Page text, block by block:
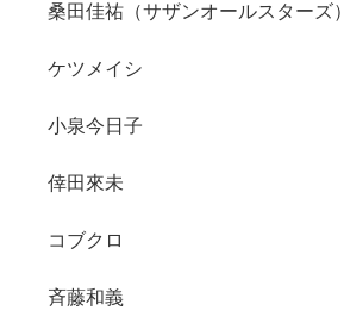
桑田佳祐（サザンオールスターズ）
ケツメイシ
小泉今日子
倖田來未
コブクロ
斉藤和義